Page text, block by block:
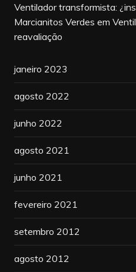
Ventilador transformista:
Marcianitos Verdes em
reavaliação
janeiro 2023
agosto 2022
junho 2022
agosto 2021
junho 2021
fevereiro 2021
setembro 2012
agosto 2012